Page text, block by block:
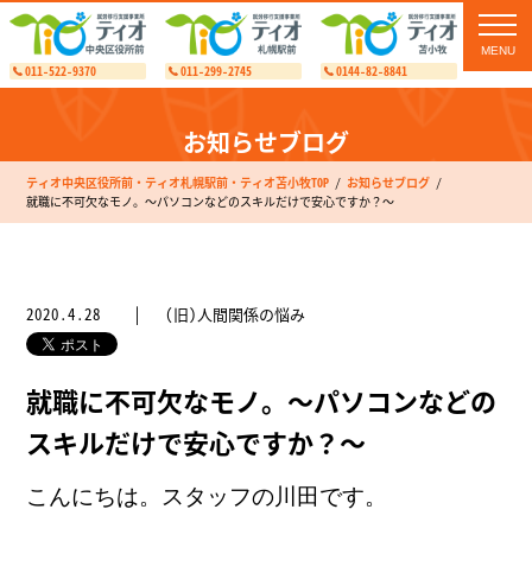
011-522-9370 011-299-2745 0144-82-8841
お知らせブログ
ティオ中央区役所前・ティオ札幌駅前・ティオ苫小牧TOP
お知らせブログ
就職に不可欠なモノ。～パソコンなどのスキルだけで安心ですか？～
2020.4.28 (旧)人間関係の悩み
就職に不可欠なモノ。～パソコンなどの
スキルだけで安心ですか？～
こんにちは。スタッフの川田です。